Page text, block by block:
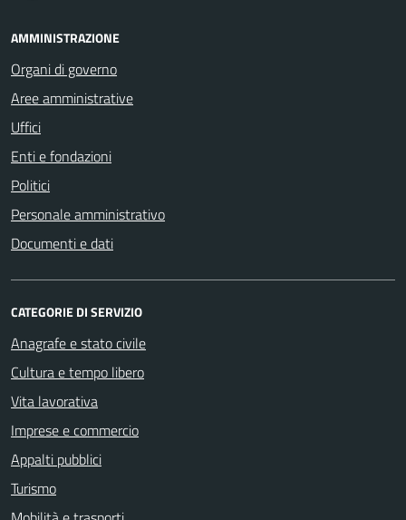
AMMINISTRAZIONE
Organi di governo
Aree amministrative
Uffici
Enti e fondazioni
Politici
Personale amministrativo
Documenti e dati
CATEGORIE DI SERVIZIO
Anagrafe e stato civile
Cultura e tempo libero
Vita lavorativa
Imprese e commercio
Appalti pubblici
Turismo